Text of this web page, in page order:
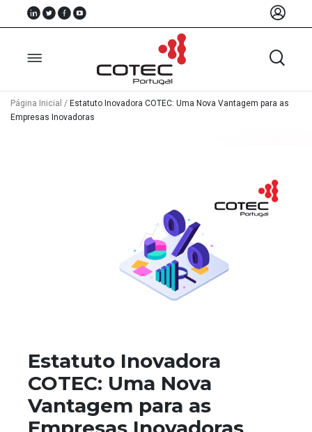
Página Inicial / Estatuto Inovadora COTEC: Uma Nova Vantagem para as
Empresas Inovadoras
Estatuto Inovadora
COTEC: Uma Nova
Vantagem para as